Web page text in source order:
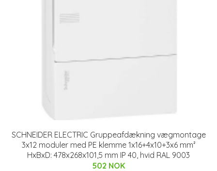
SCHNEIDER ELECTRIC Gruppeafdækning vægmontage
3x12 moduler med PE klemme 1x16+4x10+3x6 mm²
HxBxD: 478x268x101,5 mm IP 40, hvid RAL 9003
502 NOK